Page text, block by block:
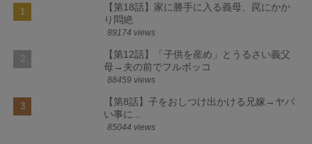
【第18話】家に勝手に入る義母、罠にかか
り悶絶
89174 views
【第12話】「子供を産め」とうるさい義父
母→夫の前でフルボッコ
88459 views
【第8話】子をおしつけ出かける兄嫁→ヤバ
い事に...
85044 views